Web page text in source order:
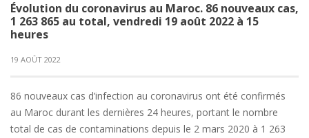
Évolution du coronavirus au Maroc. 86 nouveaux cas,
1 263 865 au total, vendredi 19 août 2022 à 15
heures
19 AOÛT 2022
86 nouveaux cas d’infection au coronavirus ont été confirmés
au Maroc durant les dernières 24 heures, portant le nombre
total de cas de contaminations depuis le 2 mars 2020 à 1 263